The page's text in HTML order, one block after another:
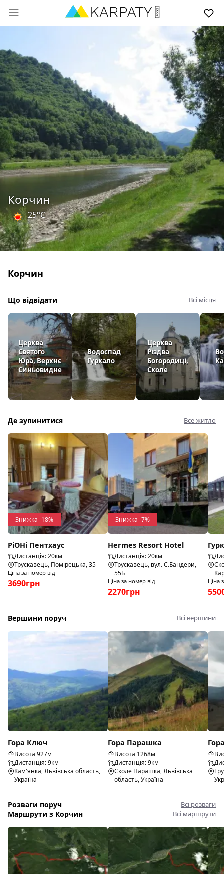
Корчин
25°C
Корчин
Що відвідати Всі місця
Церква
Святого
Юра, Верхнє
Синьовидне
Водоспад
Гуркало
Церква
Різдва
Богородиці,
Сколе
Де зупинитися Все житло
Знижка -18%
РіОНі Пентхаус
Дистанція: 20км
Трускавець, Помірецька, 35
Ціна за номер від
3690грн
Знижка -7%
Hermes Resort Hotel
Дистанція: 20км
Трускавець, вул. С.Бандери,
55Б
Ціна за номер від
2270грн
Ціна
Вершини поруч Всі вершини
Гора Ключ
Висота 927м
Дистанція: 9км
Кам'янка, Львівська область,
Україна
Гора Парашка
Висота 1268м
Дистанція: 9км
Сколе Парашка, Львівська
область, Україна
Розваги поруч Всі розваги
Маршрути з Корчин Всі маршрути